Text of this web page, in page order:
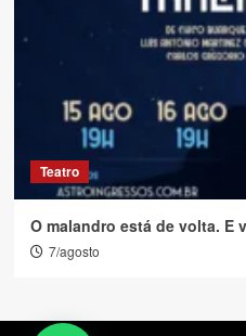
Teatro
O malandro está de volta. E
7/agosto